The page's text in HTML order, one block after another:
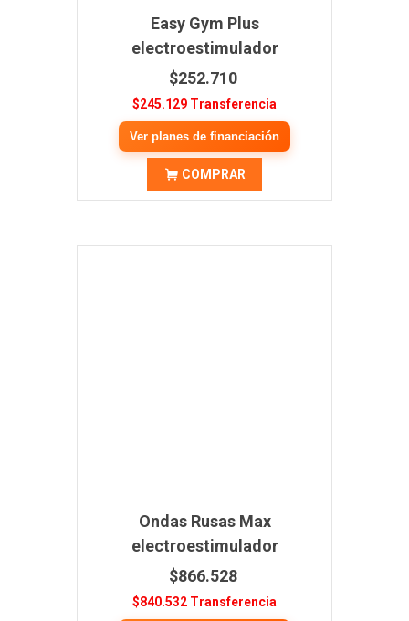
Easy Gym Plus
electroestimulador
$252.710
$245.129 Transferencia
Ver planes de financiación
COMPRAR
Ondas Rusas Max
electroestimulador
$866.528
$840.532 Transferencia